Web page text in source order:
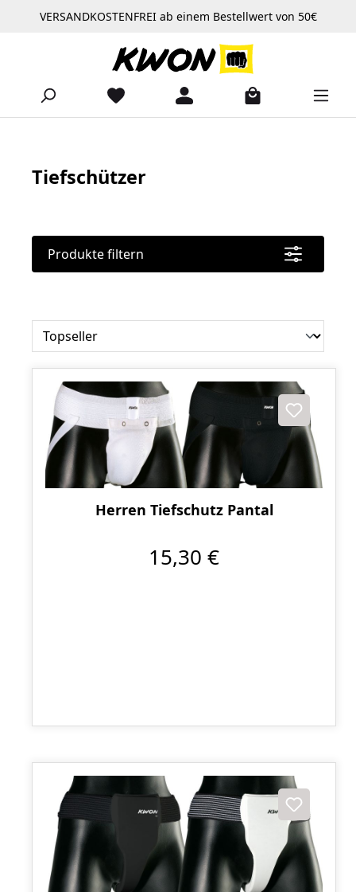
Zum Hauptinhalt springen
VERSANDKOSTENFREI ab einem Bestellwert von 50€
Tiefschützer
Produkte filtern
Herren Tiefschutz Pantal
15,30 €